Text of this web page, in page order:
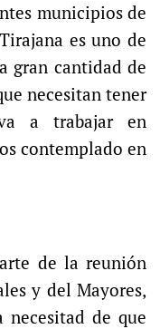
municipios de
es uno de
gran cantidad de
necesitan tener
a trabajar en
contemplado en
de la reunión
y del Mayores,
de que